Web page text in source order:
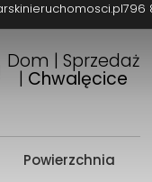
796
Dom | Sprzedaż
| Chwalęcice
Powierzchnia